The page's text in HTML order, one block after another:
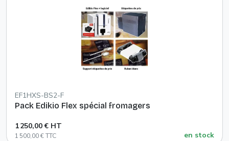
EF1HXS-BS2-F
Pack Edikio Flex spécial fromagers
1 250,00 € HT
1 500,00 € TTC en stock